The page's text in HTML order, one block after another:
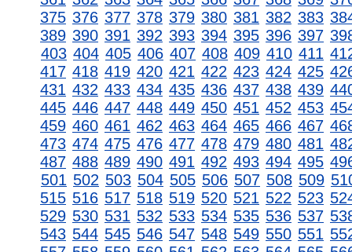
375 376 377 378 379 380 381 382 383
389 390 391 392 393 394 395 396 397
403 404 405 406 407 408 409 410 411
417 418 419 420 421 422 423 424 425
431 432 433 434 435 436 437 438 439
445 446 447 448 449 450 451 452 453
459 460 461 462 463 464 465 466 467
473 474 475 476 477 478 479 480 481
487 488 489 490 491 492 493 494 495
501 502 503 504 505 506 507 508 509
515 516 517 518 519 520 521 522 523
529 530 531 532 533 534 535 536 537
543 544 545 546 547 548 549 550 551